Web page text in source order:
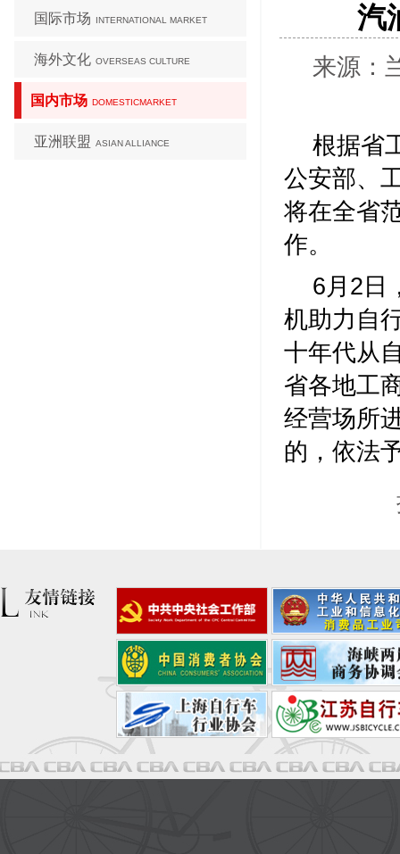
国际市场 INTERNATIONAL MARKET
海外文化 OVERSEAS CULTURE
国内市场 DOMESTICMARKET
亚洲联盟 ASIAN ALLIANCE
汽
来源：
根据省
公安部、
将在全省
作。
6月2日
机助力自
十年代从
省各地工
经营场所
的，依法